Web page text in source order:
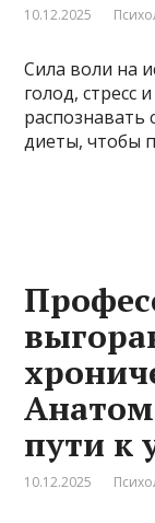
10.12.2025
Сила воли на
голод, стресс
распознавать
диеты, чтобы
пути к
10.12.2025